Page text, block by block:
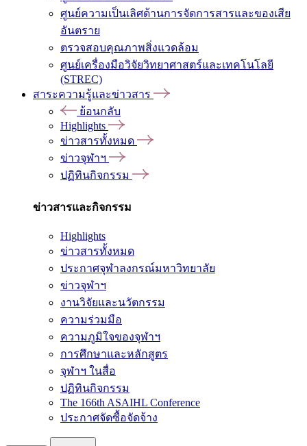
ศูนย์ความเป็นเลิศด้านการจัดการสารและของเสีย
อันตราย
ตรวจสอบคุณภาพสิ่งแวดล้อม
ศูนย์เครื่องมือวิจัยวิทยาศาสตร์และเทคโนโลยี
(STREC)
สาระความรู้และข่าวสาร
ย้อนกลับ
Highlights
ข่าวสารทั้งหมด
ข่าวจุฬาฯ
ปฏิทินกิจกรรม
ข่าวสารและกิจกรรม
Highlights
ข่าวสารทั้งหมด
ประกาศจุฬาลงกรณ์มหาวิทยาลัย
ข่าวจุฬาฯ
งานวิจัยและนวัตกรรม
ความร่วมมือ
ความภูมิใจของจุฬาฯ
การศึกษาและหลักสูตร
จุฬาฯ ในสื่อ
ปฏิทินกิจกรรม
The 166th ASAIHL Conference
ประกาศจัดซื้อจัดจ้าง